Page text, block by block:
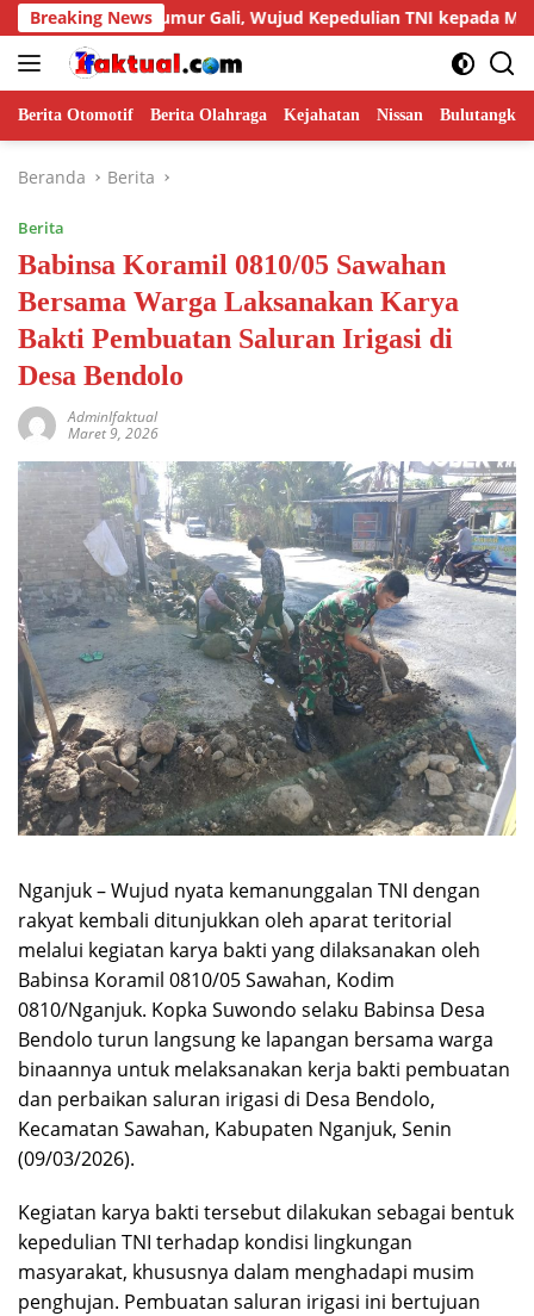
Langsung
ke
konten
Breaking News
Gali, Wujud Kepedulian TNI kepada Masyarakat
Berita Otomotif Berita Olahraga Kejahatan Nissan Bulutangkis
Beranda Berita
Berita
Babinsa Koramil 0810/05 Sawahan
Bersama Warga Laksanakan Karya
Bakti Pembuatan Saluran Irigasi di
Desa Bendolo
AdminIfaktual
Maret 9, 2026
Nganjuk – Wujud nyata kemanunggalan TNI dengan
rakyat kembali ditunjukkan oleh aparat teritorial
melalui kegiatan karya bakti yang dilaksanakan oleh
Babinsa Koramil 0810/05 Sawahan, Kodim
0810/Nganjuk. Kopka Suwondo selaku Babinsa Desa
Bendolo turun langsung ke lapangan bersama warga
binaannya untuk melaksanakan kerja bakti pembuatan
dan perbaikan saluran irigasi di Desa Bendolo,
Kecamatan Sawahan, Kabupaten Nganjuk, Senin
(09/03/2026).
Kegiatan karya bakti tersebut dilakukan sebagai bentuk
kepedulian TNI terhadap kondisi lingkungan
masyarakat, khususnya dalam menghadapi musim
penghujan. Pembuatan saluran irigasi ini bertujuan